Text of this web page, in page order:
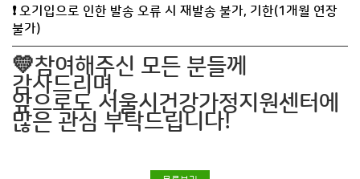
❗ 오기입으로 인한 발송 오류 시 재발송 불가, 기한(1개월 연장
불가)
💛참여해주신 모든 분들께
감사드리며,
앞으로도 서울시건강가정지원센터에
많은 관심 부탁드립니다!